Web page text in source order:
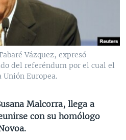
Vázquez, expresó
del referéndum por el cual el
Unión Europea.
Malcorra, llega a
con su homólogo